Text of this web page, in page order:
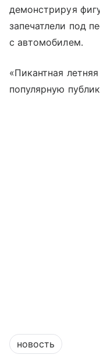
демонстрируя
запечатлели под
с автомобилем.
«Пикантная
популярную
новость